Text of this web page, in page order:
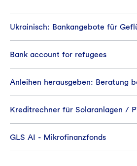
Ukrainisch: Bankangebote für
Bank account for refugees
Anleihen herausgeben: Beratung
Kreditrechner für Solaranlagen /
GLS AI - Mikrofinanzfonds